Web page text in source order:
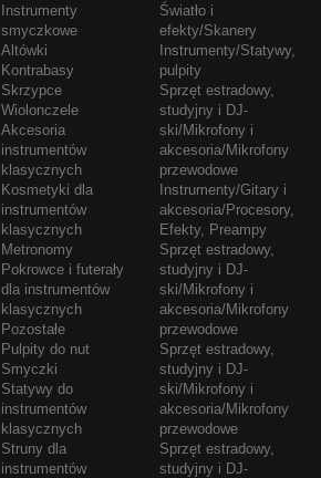
Instrumenty
smyczkowe
Altówki
Kontrabasy
Skrzypce
Wiolonczele
Akcesoria
instrumentów
klasycznych
Kosmetyki dla
instrumentów
klasycznych
Metronomy
Pokrowce i futerały
dla instrumentów
klasycznych
Pozostałe
Pulpity do nut
Smyczki
Statywy do
instrumentów
klasycznych
Struny dla
instrumentów
Światło i
efekty/Skanery
Instrumenty/Statywy,
pulpity
Sprzęt estradowy,
studyjny i DJ-
ski/Mikrofony i
akcesoria/Mikrofony
przewodowe
Instrumenty/Gitary i
akcesoria/Procesory,
Efekty, Preampy
Sprzęt estradowy,
studyjny i DJ-
ski/Mikrofony i
akcesoria/Mikrofony
przewodowe
Sprzęt estradowy,
studyjny i DJ-
ski/Mikrofony i
akcesoria/Mikrofony
przewodowe
Sprzęt estradowy,
studyjny i DJ-